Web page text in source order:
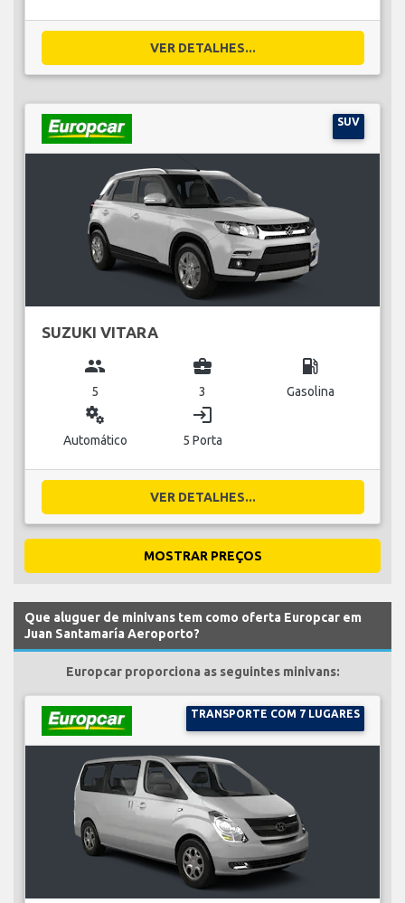
VER DETALHES...
SUV
SUZUKI VITARA
group
5
business_center
3
local_gas_station
Gasolina
miscellaneous_services
Automático
login
5 Porta
VER DETALHES...
MOSTRAR PREÇOS
Que aluguer de minivans tem como oferta Europcar em
Juan Santamaría Aeroporto?
Europcar proporciona as seguintes minivans:
TRANSPORTE COM 7 LUGARES